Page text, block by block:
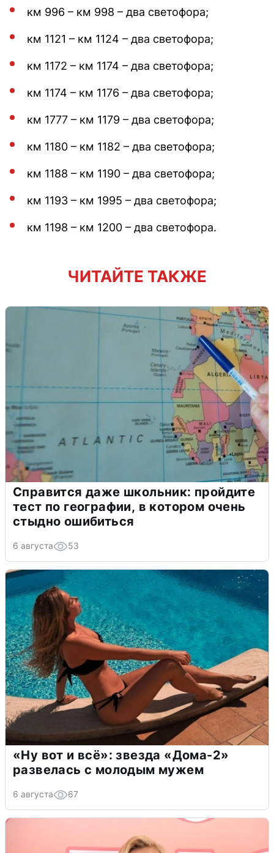
км 996 – км 998 – два светофора;
км 1121 – км 1124 – два светофора;
км 1172 – км 1174 – два светофора;
км 1174 – км 1176 – два светофора;
км 1777 – км 1179 – два светофора;
км 1180 – км 1182 – два светофора;
км 1188 – км 1190 – два светофора;
км 1193 – км 1995 – два светофора;
км 1198 – км 1200 – два светофора.
ЧИТАЙТЕ ТАКЖЕ
Справится даже школьник: пройдите
тест по географии, в котором очень
стыдно ошибиться
6 августа 53
«Ну вот и всё»: звезда «Дома-2»
развелась с молодым мужем
6 августа 67